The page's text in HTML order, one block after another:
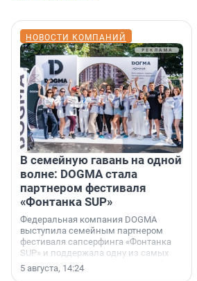
НОВОСТИ КОМПАНИЙ
В семейную гавань на одной
волне: DOGMA стала
партнером фестиваля
«Фонтанка SUP»
Федеральная компания DOGMA
выступила семейным партнером
фестиваля сапсерфинга «Фонтанка
SUP» и поддержала одну из самых
ярких и романтичных номинаций —
«SUP-свадьба».
5 августа, 14:24